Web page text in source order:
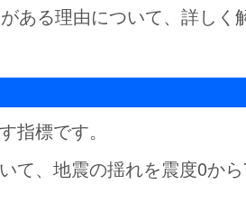
ある理由について、詳しく
指標です。
て、地震の揺れを震度0か